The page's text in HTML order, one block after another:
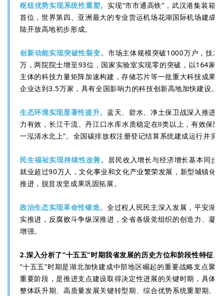
枢纽优势实现系统性重塑。实现“市市通高铁”，武汉港集装箱
首位，世界第四、亚洲最大的专业货运机场花湖国际机场建成
陆开放高地初步形成。
创新动能实现突破性裂变。 市场主体规模突破1000万户，技
万，两院院士增至93位，国家实验室实现零的突破，以164家
主体的科技力量矩阵加速构建，存储芯片等一批重大科技成果
企业达到3.5万家，具有全国影响力的科技创新高地加快建设。
生态环境实现显著性提升。蓝天、碧水、净土保卫战深入推进
力有效，长江干流、丹江口水库水质稳定在Ⅱ类以上，有效保
一泓清水北上”。全国碳排放权注册登记结算系统建成运行并实
民生福祉实现持续性改善。 居民收入增长与经济增长基本同步
就业超过90万人，文化事业和文化产业繁荣发展，新型城镇化
推进，脱贫攻坚成果巩固拓展。
政治生态实现革命性锻造。全过程人民民主深入发展，平安湖
实推进，反腐败斗争纵深推进，全省各级党组织的创造力、凝
增强。
2.深入分析了“十五五”时期我省发展的历史方位和阶段性特征。
“十五五”时期是湖北加快建成中部地区崛起的重要战略支点聚
重要阶段，是推进支点建设取得决定性进展的关键时期，具体
整体跃升期、高质量发展关键转型期、综合优势系统重塑期、